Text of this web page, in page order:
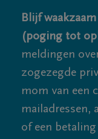
Blijf
(poging tot
meldingen
zogezegde
mom van een
mailadressen,
of een